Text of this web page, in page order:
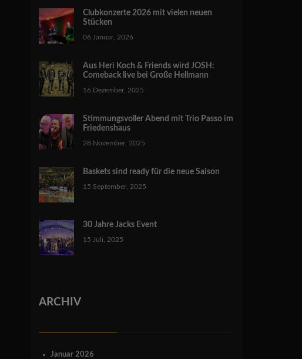
Clubkonzerte 2026 mit vielen neuen
Stücken
06 Januar, 2026
Aus Heri Koch & Friends wird JOSH:
Comeback live bei Große Hellmann
16 Dezember, 2025
Stimmungsvoller Abend mit Trio Passo im
Friedenshaus
28 November, 2025
Baskets sind ready für die neue Saison
15 September, 2025
30 Jahre Jacks Event
15 Juli, 2025
ARCHIV
Januar 2026